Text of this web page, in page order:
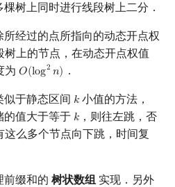
树上同时进行线段树上二分．
经过的点所指向的动态开点权
树上的节点，在动态开点权值
为𝑂(log2 𝑛)
O(log2 n) ．
于静态区间 𝑘
k 小值的方法，
的值大于等于 𝑘
k ，则往左跳，否
么多个节点向下跳，时间复
前缀和的 树状数组 实现．另外